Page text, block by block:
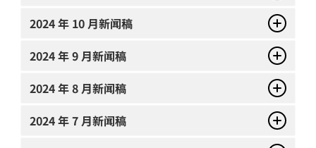
2024 年 10 月新闻稿
2024 年 9 月新闻稿
2024 年 8 月新闻稿
2024 年 7 月新闻稿